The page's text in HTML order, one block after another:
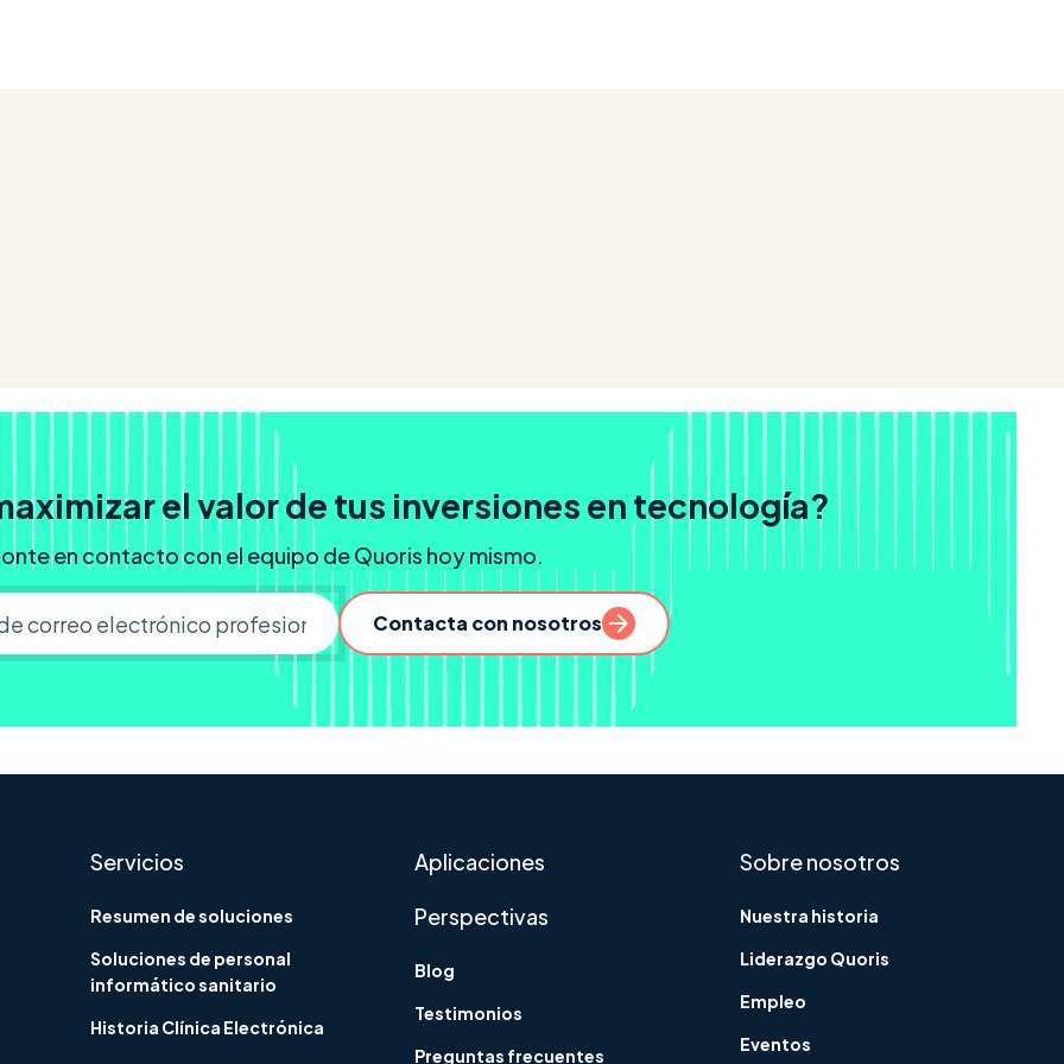
el valor de tus inversiones en tecnología?
en contacto con el equipo de Quoris hoy mismo.
Correo electrónico de empresa
Contacta con nosotros
Servicios
Resumen de soluciones
Soluciones de personal
informático sanitario
Historia Clínica Electrónica
Aplicaciones
Perspectivas
Blog
Testimonios
Preguntas frecuentes
Sobre nosotros
Nuestra historia
Liderazgo Quoris
Empleo
Eventos